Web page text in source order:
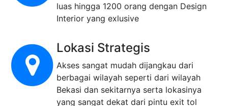
Kapasitas yang Besar
luas hingga 1200 orang dengan Design
Interior yang exlusive
Lokasi Strategis